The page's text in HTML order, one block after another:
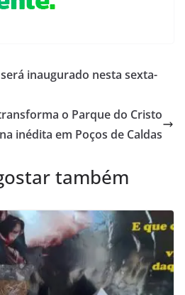
inaugurado nesta sexta-
o Parque do Cristo
inédita em Poços de Caldas
também